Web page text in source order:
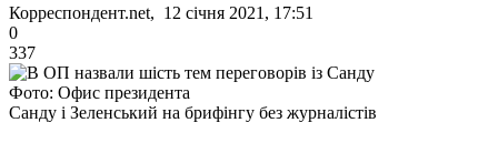
Корреспондент.net, 12 січня 2021, 17:51
0
337
Фото: Офис президента
Санду і Зеленський на брифінгу без журналістів